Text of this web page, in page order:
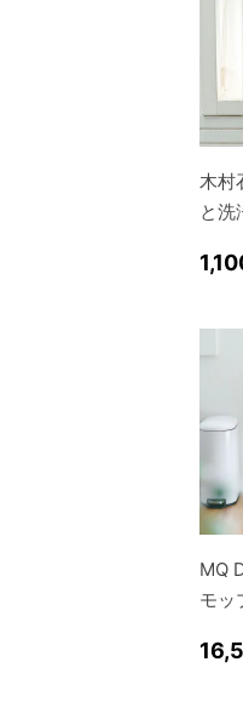
木村
と洗
MQ
モッ